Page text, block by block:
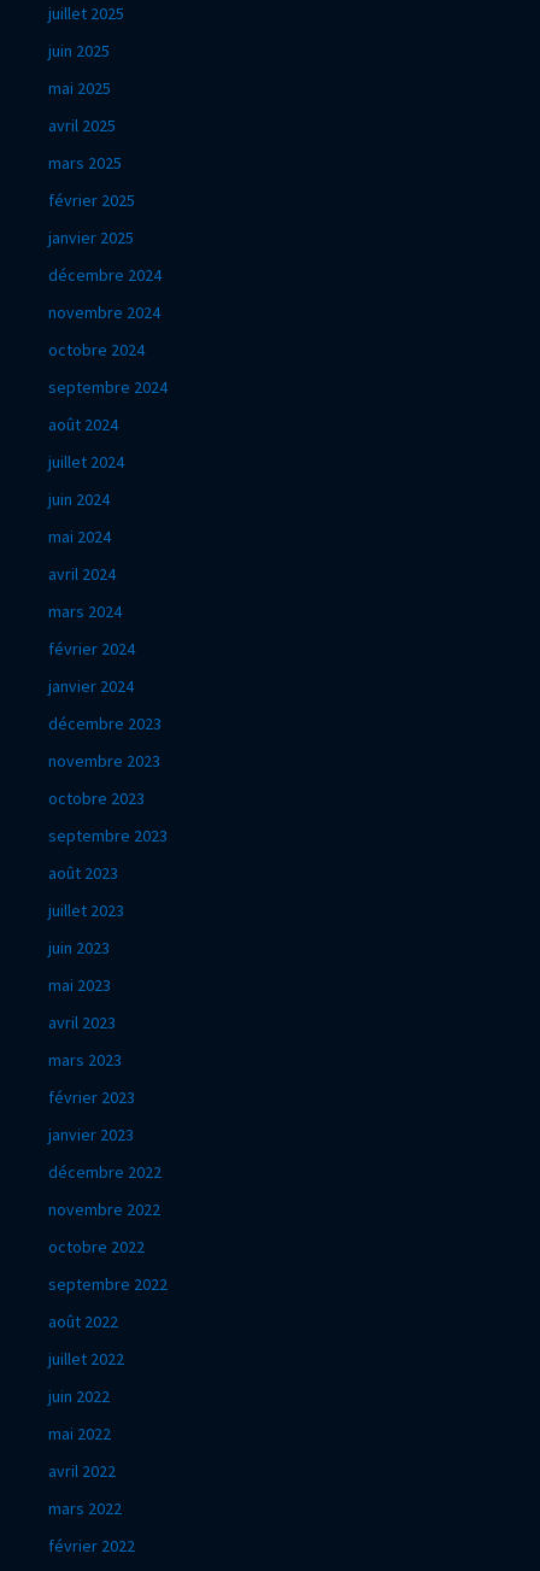
juillet 2025
juin 2025
mai 2025
avril 2025
mars 2025
février 2025
janvier 2025
décembre 2024
novembre 2024
octobre 2024
septembre 2024
août 2024
juillet 2024
juin 2024
mai 2024
avril 2024
mars 2024
février 2024
janvier 2024
décembre 2023
novembre 2023
octobre 2023
septembre 2023
août 2023
juillet 2023
juin 2023
mai 2023
avril 2023
mars 2023
février 2023
janvier 2023
décembre 2022
novembre 2022
octobre 2022
septembre 2022
août 2022
juillet 2022
juin 2022
mai 2022
avril 2022
mars 2022
février 2022